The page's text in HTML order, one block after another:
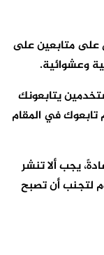
متابعين على
وعشوائية.
يتابعونك
في المقام
يجب ألا تنشر
لتجنب أن تصبح